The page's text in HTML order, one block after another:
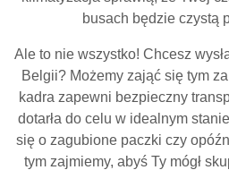
busach będzie czystą
Ale to nie wszystko! Chcesz
Belgii? Możemy zająć się tym
kadra zapewni bezpieczny
dotarła do celu w idealnym
się o zagubione paczki czy
tym zajmiemy, abyś Ty mógł